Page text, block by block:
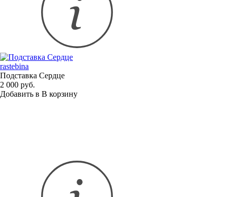
rastebina
Подставка Сердце
2 000 руб.
Добавить в В корзину